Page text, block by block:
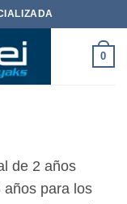
0
de 2 años
años para los